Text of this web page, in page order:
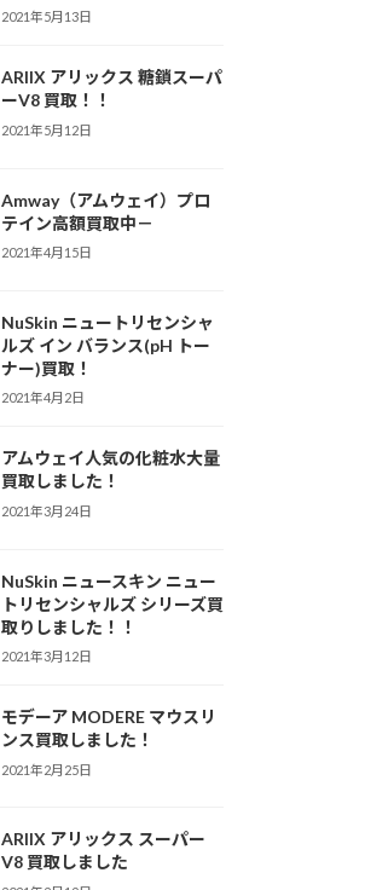
2021年5月13日
ARIIX アリックス 糖鎖スーパ
ーV8 買取！！
2021年5月12日
Amway（アムウェイ）プロ
テイン高額買取中－
2021年4月15日
NuSkin ニュートリセンシャ
ルズ イン バランス(pH トー
ナー)買取！
2021年4月2日
アムウェイ人気の化粧水大量
買取しました！
2021年3月24日
NuSkin ニュースキン ニュー
トリセンシャルズ シリーズ買
取りしました！！
2021年3月12日
モデーア MODERE マウスリ
ンス買取しました！
2021年2月25日
ARIIX アリックス スーパー
V8 買取しました